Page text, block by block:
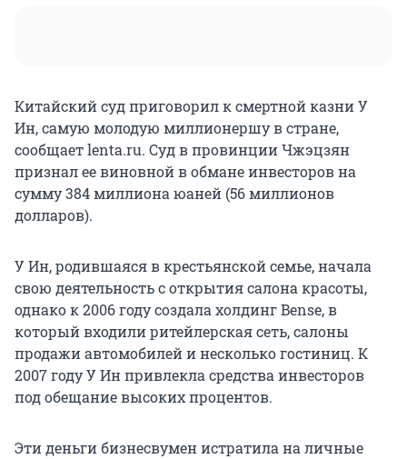
Китайский суд приговорил к смертной казни У
Ин, самую молодую миллионершу в стране,
сообщает lenta.ru. Суд в провинции Чжэцзян
признал ее виновной в обмане инвесторов на
сумму 384 миллиона юаней (56 миллионов
долларов).
У Ин, родившаяся в крестьянской семье, начала
свою деятельность с открытия салона красоты,
однако к 2006 году создала холдинг Bense, в
который входили ритейлерская сеть, салоны
продажи автомобилей и несколько гостиниц. К
2007 году У Ин привлекла средства инвесторов
под обещание высоких процентов.
Эти деньги бизнесвумен истратила на личные